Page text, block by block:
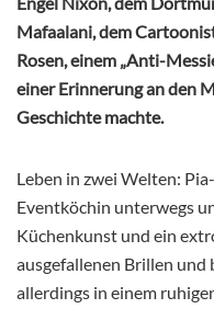
Mafaalani, dem
Rosen, einem „Anti-
einer Erinnerung an den
Geschichte machte.
Leben in zwei Welten:
Eventköchin unterwegs
Küchenkunst und ein
ausgefallenen Brillen
allerdings in einem